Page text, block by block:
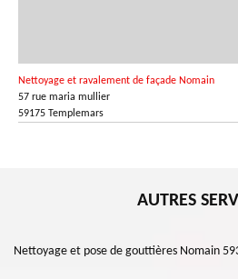
Nettoyage et ravalement de façade Nomain
57 rue maria mullier
59175 Templemars
AUTRES
Nettoyage et pose de gouttières Nomain